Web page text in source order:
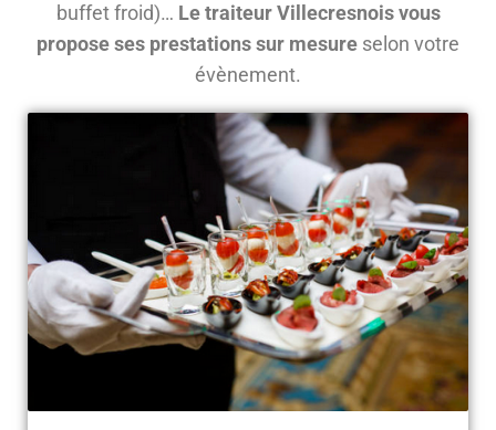
buffet froid)… Le traiteur Villecresnois vous
propose ses prestations sur mesure selon votre
évènement.